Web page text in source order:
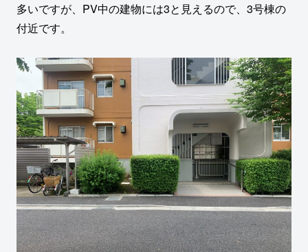
多いですが、PV中の建物には3と見えるので、3号棟の
付近です。